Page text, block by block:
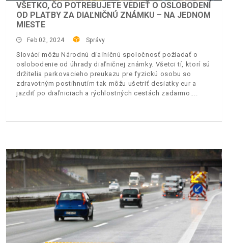
VŠETKO, ČO POTREBUJETE VEDIEŤ O OSLOBODENÍ
OD PLATBY ZA DIAĽNIČNÚ ZNÁMKU – NA JEDNOM
MIESTE
Feb 02, 2024 Správy
Slováci môžu Národnú diaľničnú spoločnosť požiadať o
oslobodenie od úhrady diaľničnej známky. Všetci tí, ktorí sú
držitelia parkovacieho preukazu pre fyzickú osobu so
zdravotným postihnutím tak môžu ušetriť desiatky eur a
jazdiť po diaľniciach a rýchlostných cestách zadarmo.